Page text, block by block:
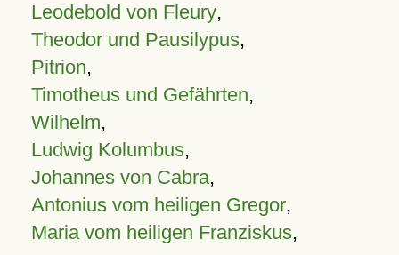
Leodebold von Fleury,
Theodor und Pausilypus,
Pitrion,
Timotheus und Gefährten,
Wilhelm,
Ludwig Kolumbus,
Johannes von Cabra,
Antonius vom heiligen Gregor,
Maria vom heiligen Franziskus,